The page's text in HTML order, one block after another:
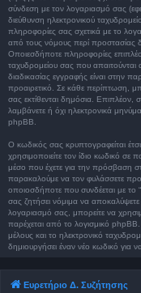
σύνδεση με τον λογαριασμό σας
διεύθυνση ηλεκτρονικού
πληροφορίες σας σχετικά με το
από τους νόμους περί προστασίας
Οποιεσδήποτε πληροφορίες
ταχυδρομείου σας που
διαδικασίας εγγραφής είναι στην
προαιρετικό. Σε κάθε περίπτωση,
σας εκτίθενται δημόσια. Επιπλέον,
λαμβάνετε ή όχι ηλεκτρονικά
phpBB.
Ο κωδικός σας κρυπτογραφείται
χρησιμοποιείτε τον ίδιο κωδικό σε
μέσο που έχετε για την πρόσβαση
παρακαλούμε να τον φυλάσσετε
οποιοσδήποτε που συνδέεται με
σας ζητήσει νόμιμα να
λογαριασμό σας, μπορείτε να
παρέχεται από το λογισμικό
μέλους και το ηλεκτρονικό
δημιουργήσει έναν νέο κωδικό για
Ευρετήριο Δ. Συζήτησης